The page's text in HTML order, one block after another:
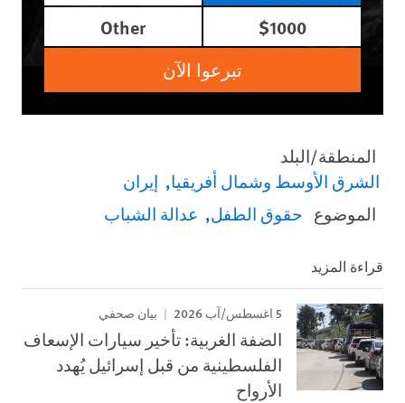
$1000
Other
تبرعوا الآن
المنطقة/البلد
الشرق الأوسط وشمال أفريقيا إيران
الموضوع حقوق الطفل عدالة الشباب
قراءة المزيد
5 اغسطس/آب 2026 بيان صحفي
الضفة الغربية: تأخير سيارات الإسعاف
الفلسطينية من قبل إسرائيل يُهدد
الأرواح